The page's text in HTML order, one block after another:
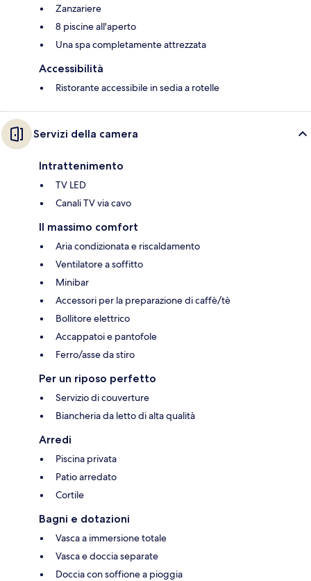
Zanzariere
8 piscine all'aperto
Una spa completamente attrezzata
Accessibilità
Ristorante accessibile in sedia a rotelle
Servizi della camera
Intrattenimento
TV LED
Canali TV via cavo
Il massimo comfort
Aria condizionata e riscaldamento
Ventilatore a soffitto
Minibar
Accessori per la preparazione di caffè/tè
Bollitore elettrico
Accappatoi e pantofole
Ferro/asse da stiro
Per un riposo perfetto
Servizio di couverture
Biancheria da letto di alta qualità
Arredi
Piscina privata
Patio arredato
Cortile
Bagni e dotazioni
Vasca a immersione totale
Vasca e doccia separate
Doccia con soffione a pioggia